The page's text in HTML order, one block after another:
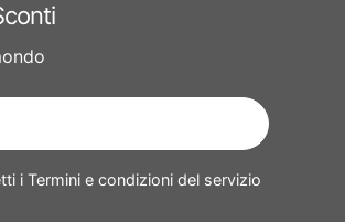
i Termini e condizioni del servizio